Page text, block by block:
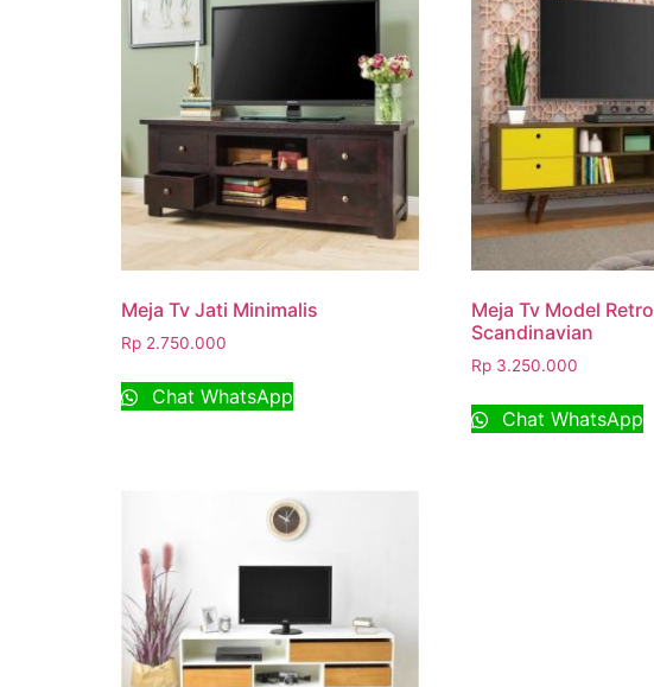
Meja Tv Jati Minimalis
Rp 2.750.000
Chat WhatsApp
Meja Tv Model Retro
Scandinavian
Rp3.250.000
Chat WhatsApp